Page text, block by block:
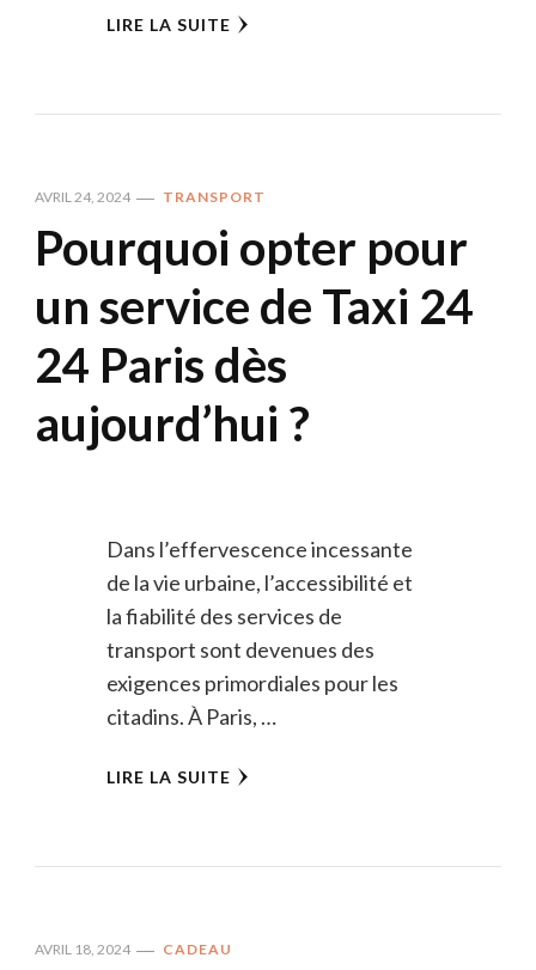
LIRE LA SUITE
AVRIL 24, 2024 TRANSPORT
Pourquoi opter pour
un service de Taxi 24
24 Paris dès
aujourd’hui ?
Dans l’effervescence incessante
de la vie urbaine, l’accessibilité et
la fiabilité des services de
transport sont devenues des
exigences primordiales pour les
citadins. À Paris, …
LIRE LA SUITE
AVRIL 18, 2024 CADEAU